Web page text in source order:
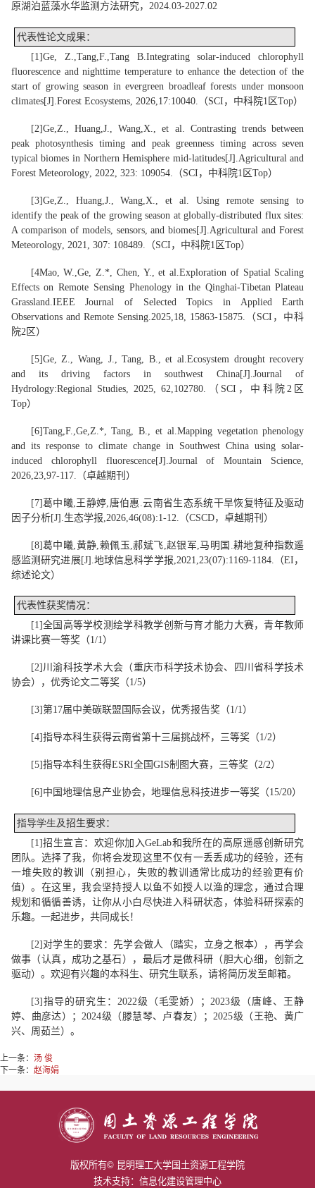
原湖泊蓝藻水华监测方法研究， 2024.03-2027.02
代表性论文成果：
[1]Ge, Z.,Tang,F.,Tang B.Integrating solar-induced chlorophyll
fluorescence and nighttime temperature to enhance the detection of the
start of growing season in evergreen broadleaf forests under monsoon
climates[J].Forest Ecosystems, 2026,17:10040. （SCI ，中科院1 区Top）
[2]Ge,Z., Huang,J., Wang,X., et al. Contrasting trends between
peak photosynthesis timing and peak greenness timing across seven
typical biomes in Northern Hemisphere mid-latitudes[J].Agricultural and
Forest Meteorology, 2022, 323: 109054. （SCI ，中科院1 区Top）
[3]Ge, Z , Huang, J. , Wang X
, et al. Using remote sensing to
identify the peak of the growing season at globally-distributed flux sites:
A comparison of models, sensors, and biomes[J]. Agricultural and Forest
Meteorology, 2021, 307: 108489. （SCI ，中科院1 区Top）
[4Mao, W.,Ge, Z.* , Chen, Y., et al.Exploration of Spatial Scaling
Effects on Remote Sensing Phenology in the Qinghai-Tibetan Plateau
Grassland IEEE Journal of Selected Topics in Applied Earth
Observations and Remote Sensing. 2025, 18, 15863-15875. （ SCI ， 中科
院2 区 ）
[5]Ge, Z. , Wang, J., Tang, B., et al.Ecosystem drought recovery
and its driving factors in southwest China[J].Journal of
Hydrology:Regional Studies, 2025, 62, 102780 （ SCI ， 中科院 2 区
Top）
[6]Tang, F. Ge, Z *, Tang, B., et al. Mapping vegetation phenology
and its response to climate change in Southwest China using solar-
induced chlorophyll fluorescence[J]. Journal of Mountain Science
2026, 23, 97-117. （卓越期刊 ）
[7]葛中曦 王静婷 唐伯惠 云南省生态系统干旱恢复特征及驱动
因子分析[J]. 生态学报 ,2026, 46(08):1-1 2 （CSCD，卓越期刊 ）
[8]葛中曦 黄静 赖佩玉 郝斌飞 赵银军 ,马明国 耕地复种指数遥
感监测研究进展[J]. 地球信息科学学报 ,2021,23(07):1169-1184. （EI ，
综述论文）
代表性获奖情况：
[1]全国高等学校测绘学科教学创新与育才能力大赛，青年教师
讲课比赛一等奖（1/1）
[2] 川渝科技学术大会 （重庆市科学技术协会、四川省科学技术
协会）， 优秀论文二等奖（1/5）
[3]第17届中美碳联盟 国际会议 ， 优秀报告奖（1/1）
[4]指导本科生获得云南省第十三届挑战杯， 三等奖（1/2）
[5]指导本科生获得ESRI全国 GIS制图大赛， 三等奖（2/2）
[6] 中国地理信息产业协会， 地理信息科技进步一等奖（15/20）
指导学生及招生要求：
[1]招生宣言： 欢迎你加入GeLab和我所在的高原遥感创新研究
团队。 选择了我，你将会发现这里不仅有一丢丢成功的经验 ，还有
一堆失败的教训
（别担心，失败的教训通常比成功的经验更有价
值）。在这里，我会坚持授人以鱼不如授人以渔 的理念 ，通过合理
规划和循循善诱，让你从小白尽快进入科研状态，体验科研探索的
乐趣。一起进步， 共同 成长！
[2] 对学生的要求 ：先学会做人 （踏实 ，立身之根本）， 再学会
做事 （认真，成功之基石）， 最后才是做科研 （胆大心细，创新之
驱动） 。欢迎有兴趣的本科生、研究生联系 ， 请将简历发至邮箱。
[3]指导的研究生 ： 2022级 （ 毛雯娇） ； 2023级 （ 唐峰、王静
婷、曲彦达） ； 2024级 （滕慧琴、卢春友） ； 2025级（王艳、黄广
兴、周茹兰） 。
上一条： 汤 俊
下一条： 赵海娟
版权所有© 昆明理工大学国土资源工程学院
技术支持：信息化建设管理中心